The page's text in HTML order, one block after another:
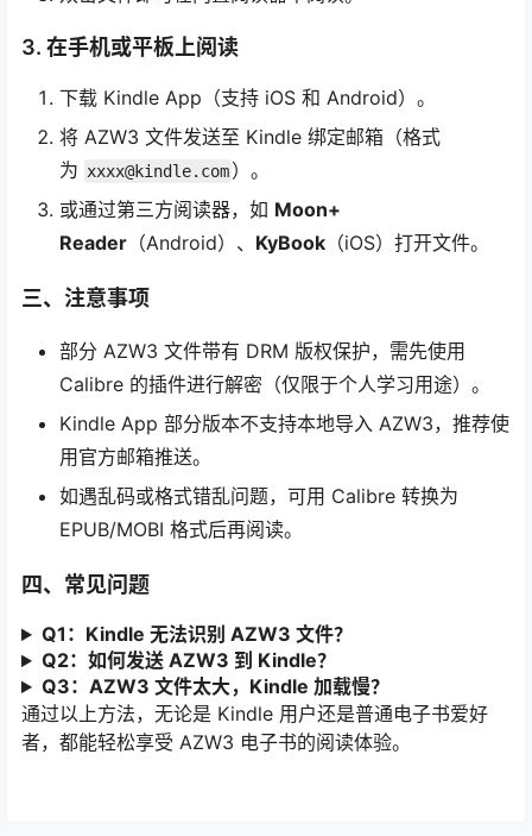
3. 在手机或平板上阅读
下载 Kindle App（支持 iOS 和 Android）。
将 AZW3 文件发送至 Kindle 绑定邮箱（格式
为 xxxx@kindle.com）。
或通过第三方阅读器，如 Moon+
Reader （Android）、 KyBook （iOS）打开文件。
三、注意事项
部分 AZW3 文件带有 DRM 版权保护，需先使用
Calibre 的插件进行解密（仅限于个人学习用途）。
Kindle App 部分版本不支持本地导入 AZW3，推荐使
用官方邮箱推送。
如遇乱码或格式错乱问题，可用 Calibre 转换为
EPUB/MOBI 格式后再阅读。
四、常见问题
Q1：Kindle 无法识别 AZW3 文件？
Q2：如何发送 AZW3 到 Kindle？
Q3：AZW3 文件太大，Kindle 加载慢？
通过以上方法，无论是 Kindle 用户还是普通电子书爱好
者，都能轻松享受 AZW3 电子书的阅读体验。